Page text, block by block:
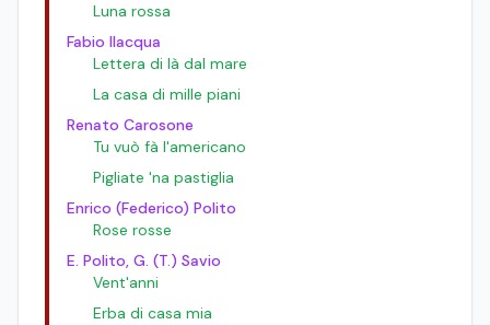
Luna rossa
Fabio Ilacqua
Lettera di là dal mare
La casa di mille piani
Renato Carosone
Tu vuò fà l'americano
Pigliate 'na pastiglia
Enrico (Federico) Polito
Rose rosse
E. Polito, G. (T.) Savio
Vent'anni
Erba di casa mia